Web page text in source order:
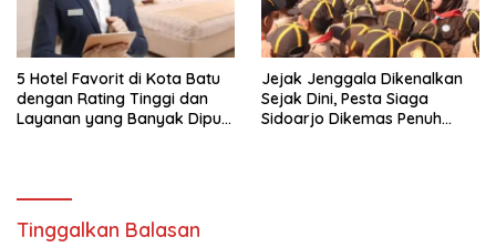
5 Hotel Favorit di Kota Batu
dengan Rating Tinggi dan
Layanan yang Banyak Dipuji
Jejak Jenggala Dikenalkan
Sejak Dini, Pesta Siaga
Sidoarjo Dikemas Penuh
Tinggalkan Balasan